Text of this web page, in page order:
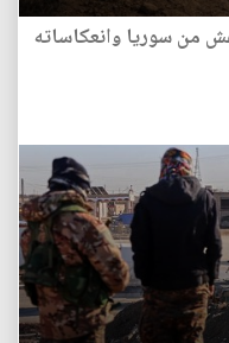
من سوريا وانعكاساته